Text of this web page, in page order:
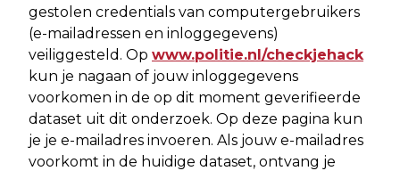
gestolen credentials van computergebruikers
(e-mailadressen en inloggegevens)
veiliggesteld. Op www.politie.nl/checkjehack
kun je nagaan of jouw inloggegevens
voorkomen in de op dit moment geverifieerde
dataset uit dit onderzoek. Op deze pagina kun
je je e-mailadres invoeren. Als jouw e-mailadres
voorkomt in de huidige dataset, ontvang je